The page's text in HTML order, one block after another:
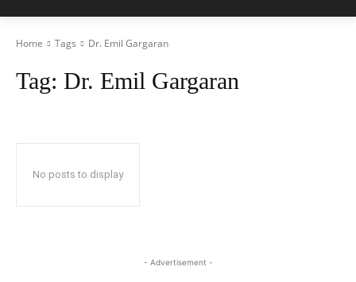
Home Tags Dr. Emil Gargaran
Tag: Dr. Emil Gargaran
No posts to display
- Advertisement -